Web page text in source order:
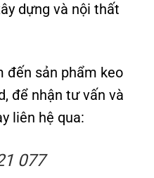
dựng và nội thất
đến sản phẩm keo
để nhận tư vấn và
liên hệ qua:
077